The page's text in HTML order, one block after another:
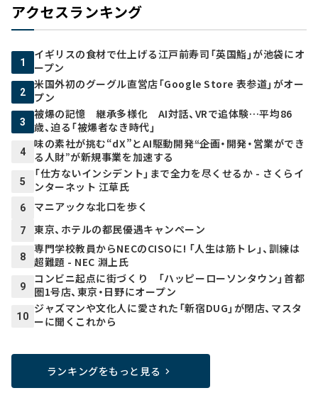
アクセスランキング
1
イギリスの食材で仕上げる江戸前寿司「英国鮨」が池袋にオ
ープン
2
米国外初のグーグル直営店「Google Store 表参道」がオー
プン
3
被爆の記憶 継承多様化 AI対話、VRで追体験…平均86
歳、迫る「被爆者なき時代」
4
味の素社が挑む“dX”とAI駆動開発――“企画・開発・営業ができ
る人財”が新規事業を加速する
5
「仕方ないインシデント」まで全力を尽くせるか - さくらイ
ンターネット 江草氏
6 マニアックな北口を歩く
7 東京、ホテルの都民優遇キャンペーン
8
専門学校教員からNECのCISOに! 「人生は筋トレ」、訓練は
超難題 - NEC 淵上氏
9
コンビニ起点に街づくり 「ハッピーローソンタウン」首都
圏1号店、東京・日野にオープン
10
ジャズマンや文化人に愛された「新宿DUG」が閉店、マスタ
ーに聞くこれから
ランキングをもっと見る